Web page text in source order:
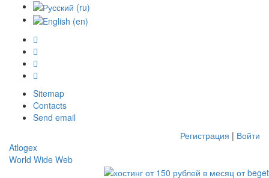
Sitemap
Contacts
Send email
Регистрация | Войти
Atlogex
World Wide Web